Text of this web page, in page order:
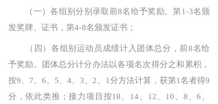
（一）各组别分别录取前8名给予奖励。第1-3名颁
发奖牌、证书，第4-8名颁发证书；
（四）各组别运动员成绩计入团体总分，前8名给
予奖励。团体总分计分办法以各项名次得分之和累积，
按9、7、6、5、4、3、2、1分方法计算，获第1名者得9
分，依此类推；接力项目按18、14、12、10、8、6、